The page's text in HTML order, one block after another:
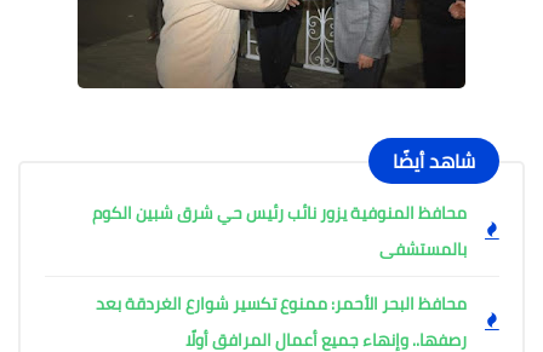
شاهد أيضًا
محافظ المنوفية يزور نائب رئيس حي شرق شبين الكوم
بالمستشفى
محافظ البحر الأحمر: ممنوع تكسير شوارع الغردقة بعد
رصفها.. وإنهاء جميع أعمال المرافق أولًا